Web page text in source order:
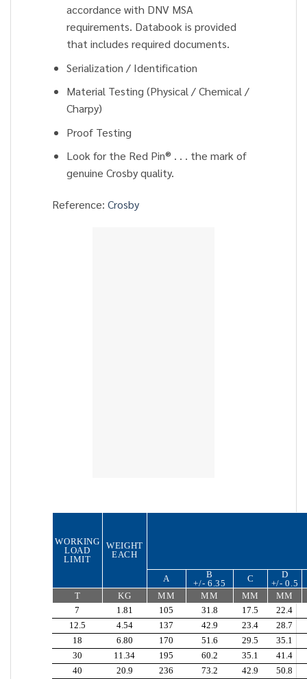
accordance with DNV MSA
requirements. Databook is provided
that includes required documents.
Serialization / Identification
Material Testing (Physical / Chemical /
Charpy)
Proof Testing
Look for the Red Pin® . . . the mark of
genuine Crosby quality.
Reference: Crosby
WORKING
LOAD
LIMIT
WEIGHT
EACH
A
B
+/- 6.35
C
D
+/- 0.5
T
KG MM MM MM
MM
7
1.81 105 31.8 17.5
22.4
12.5
4.54 137 42.9 23.4
28.7
18
6.80 170 51.6 29.5
35.1
30
11.34 195 60.2 35.1
41.4
40
20.9 236 73.2 42.9
50.8